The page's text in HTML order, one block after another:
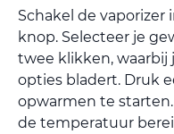
Schakel de
knop. Selecteer je
twee klikken, waarbij
opties bladert. Druk
opwarmen te
de temperatuur